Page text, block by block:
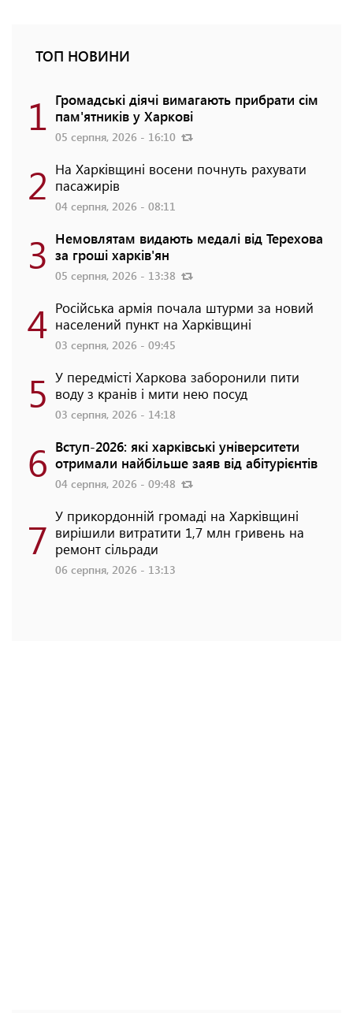
ТОП НОВИНИ
1 Громадські діячі вимагають прибрати сім
пам'ятників у Харкові
05 серпня, 2026 - 16:10
2 На Харківщині восени почнуть рахувати
пасажирів
04 серпня, 2026 - 08:11
3 Немовлятам видають медалі від Терехова
за гроші харків'ян
05 серпня, 2026 - 13:38
4 Російська армія почала штурми за новий
населений пункт на Харківщині
03 серпня, 2026 - 09:45
5 У передмісті Харкова заборонили пити
воду з кранів і мити нею посуд
03 серпня, 2026 - 14:18
6 Вступ-2026: які харківські університети
отримали найбільше заяв від абітурієнтів
04 серпня, 2026 - 09:48
7 У прикордонній громаді на Харківщині
вирішили витратити 1,7 млн гривень на
ремонт сільради
06 серпня, 2026 - 13:13